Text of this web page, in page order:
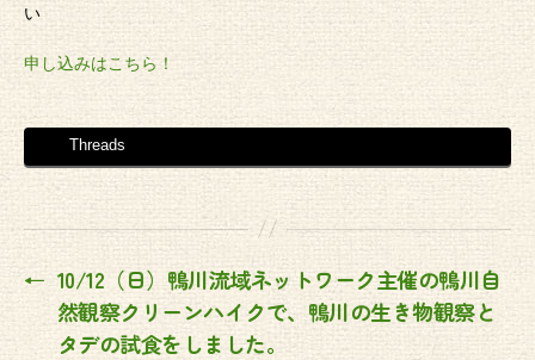
い
申し込みはこちら！
Threads
← 10/12（日）鴨川流域ネットワーク主催の鴨川自
然観察クリーンハイクで、鴨川の生き物観察と
タデの試食をしました。